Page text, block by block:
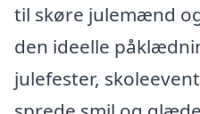
til skøre julemænd
den ideelle
julefester,